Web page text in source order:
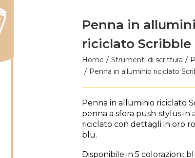
Penna in
riciclato Scribble
Home Strumenti di scrittura
Penna in alluminio riciclato
Penna in alluminio riciclato
penna a sfera push-stylus in
riciclato con dettagli in oro
blu.
Disponibile in 5 colorazioni: